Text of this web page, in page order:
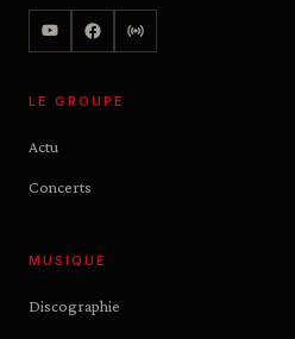
LE GROUPE
Actu
Concerts
MUSIQUE
Discographie